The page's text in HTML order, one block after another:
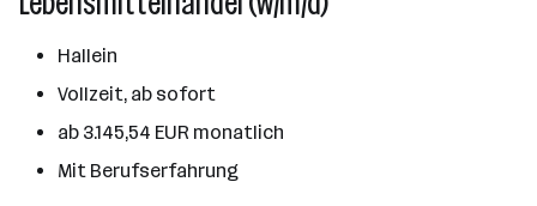
Hallein
Vollzeit, ab sofort
ab 3.145,54 EUR monatlich
Mit Berufserfahrung